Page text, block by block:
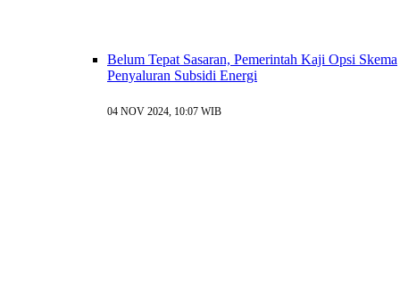
Belum Tepat Sasaran, Pemerintah Kaji Opsi Skema
Penyaluran Subsidi Energi
04 NOV 2024, 10:07 WIB